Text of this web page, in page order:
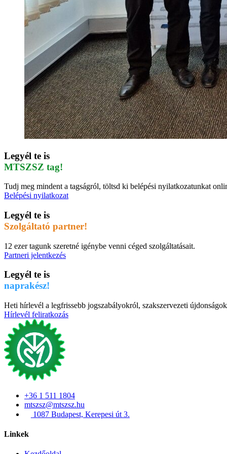
Legyél te is
MTSZSZ tag!
Tudj meg mindent a tagságról, töltsd ki belépési nyilatkozatunkat
Belépési nyilatkozat
Legyél te is
Szolgáltató partner!
12 ezer tagunk szeretné igénybe venni céged szolgáltatásait.
Partneri jelentkezés
Legyél te is
naprakész!
Heti hírlevél a legfrissebb jogszabályokról, szakszervezeti
Hírlevél feliratkozás
+36 1 511 1804
mtszsz@mtszsz.hu
1087 Budapest, Kerepesi út 3.
Linkek